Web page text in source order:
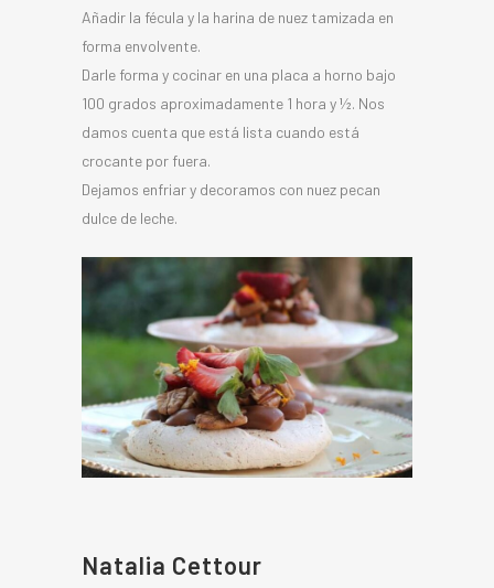
Añadir la fécula y la harina de nuez tamizada en
forma envolvente.
Darle forma y cocinar en una placa a horno bajo
100 grados aproximadamente 1 hora y ½. Nos
damos cuenta que está lista cuando está
crocante por fuera.
Dejamos enfriar y decoramos con nuez pecan
dulce de leche.
Natalia Cettour